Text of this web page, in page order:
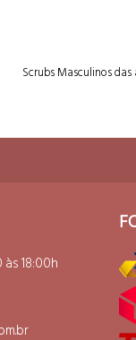
Scrubs Masculinos
18:00h